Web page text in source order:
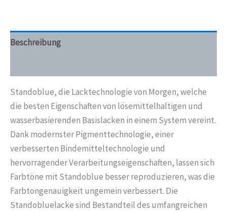
1,00
Beschreibung
Standoblue, die Lacktechnologie von Morgen, welche
die besten Eigenschaften von lösemittelhaltigen und
wasserbasierenden Basislacken in einem System vereint.
Dank modernster Pigmenttechnologie, einer
verbesserten Bindemitteltechnologie und
hervorragender Verarbeitungseigenschaften, lassen sich
Farbtöne mit Standoblue besser reproduzieren, was die
Farbtongenauigkeit ungemein verbessert. Die
Standobluelacke sind Bestandteil des umfangreichen